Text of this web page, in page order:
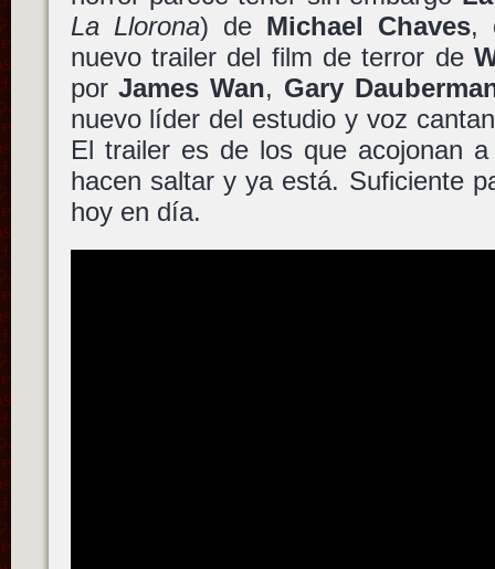
La Llorona) de Michael Chaves,
nuevo trailer del film de terror de
porJames Wan, Gary
nuevo líder del estudio y voz
El trailer es de los que acojonan
hacen saltar y ya está. Suficiente
hoy en día.